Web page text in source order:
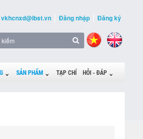
vkhcnxd@ibst.vn Đăng nhập Đăng ký
SẢN PHẨM TẠP CHÍ HỎI - ĐÁP